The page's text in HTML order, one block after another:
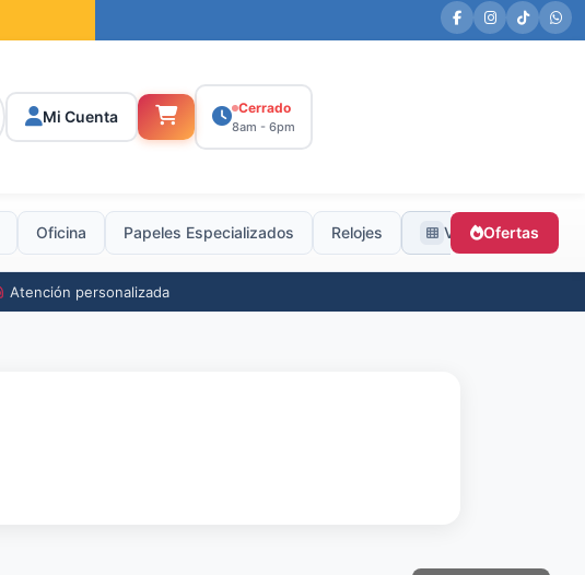
Mi Cuenta Cerrado
8am - 6pm
Oficina Papeles Especializados Relojes Ver todas
Ofertas
Atención personalizada